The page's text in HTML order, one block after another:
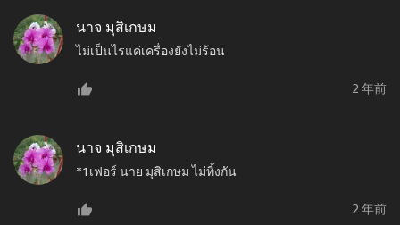
นาจ มุสิเกษม
ไม่เป็นไรแค่เครื่องยังไม่ร้อน
2 年前
นาจ มุสิเกษม
*1เฟอร์ นาย มุสิเกษม ไม่ทิ้งกัน
2 年前